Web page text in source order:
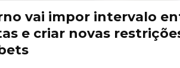
vai impor intervalo
e criar novas